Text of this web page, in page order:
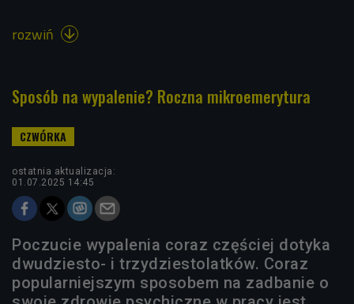
rozwiń 
Sposób na wypalenie? Roczna mikroemerytura
ostatnia aktualizacja:
01.07.2025 14:45
Poczucie wypalenia coraz częściej dotyka
dwudziesto- i trzydziestolatków. Coraz
popularniejszym sposobem na zadbanie o